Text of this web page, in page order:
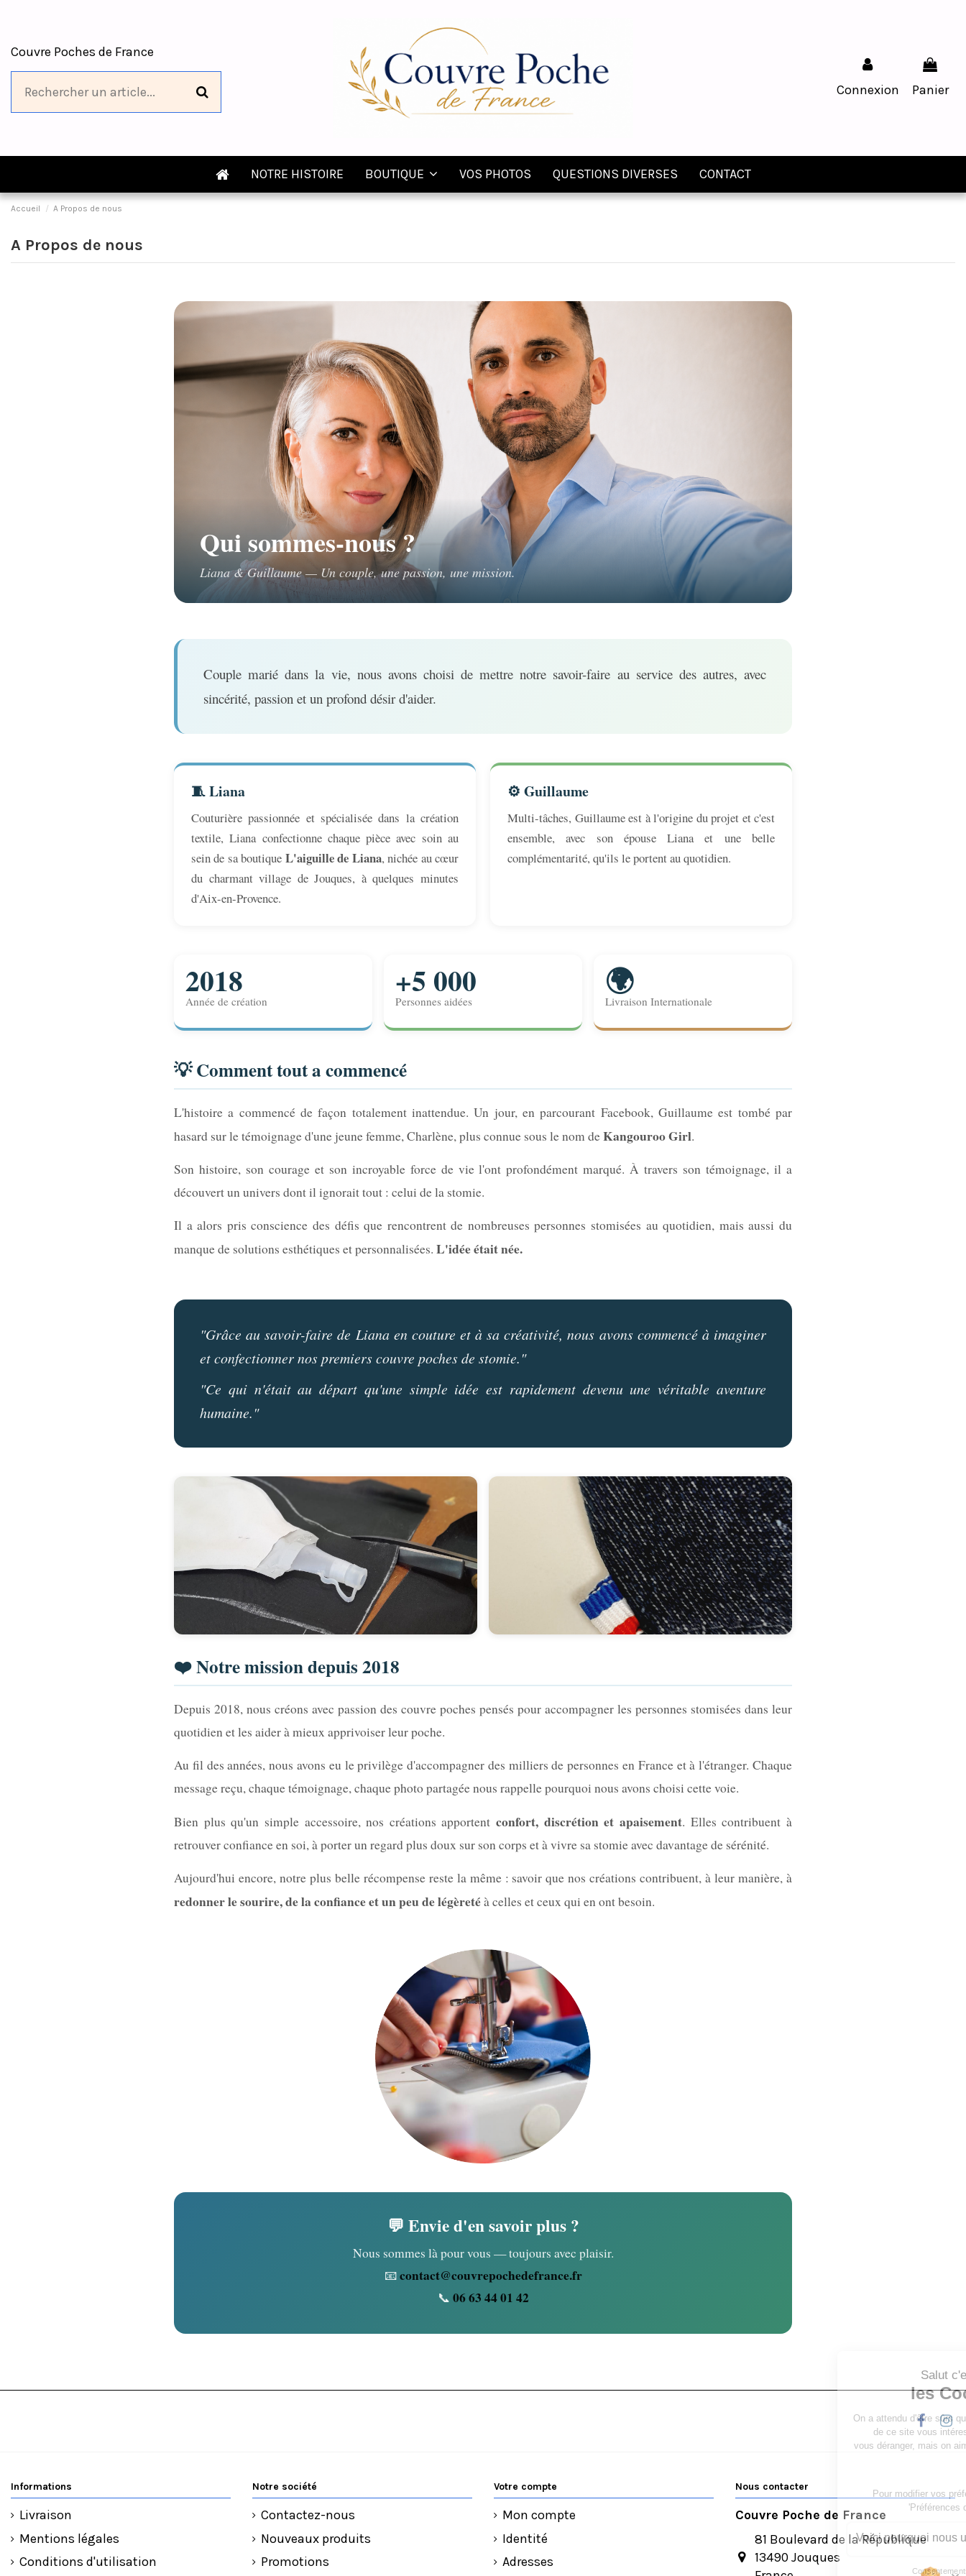
Couvre Poches de France
Connexion Panier
NOTRE HISTOIRE BOUTIQUE VOS PHOTOS QUESTIONS DIVERSES CONTACT
Accueil A Propos de nous
A Propos de nous
Qui sommes-nous ?
Liana & Guillaume — Un couple, une passion, une mission.
Couple marié dans la vie, nous avons choisi de mettre notre savoir-faire au service des autres, avec
sincérité, passion et un profond désir d'aider.
🧵 Liana
Couturière passionnée et spécialisée dans la création
textile, Liana confectionne chaque pièce avec soin au
sein de sa boutique L'aiguille de Liana, nichée au cœur
du charmant village de Jouques, à quelques minutes
d'Aix-en-Provence.
⚙️ Guillaume
Multi-tâches, Guillaume est à l'origine du projet et c'est
ensemble, avec son épouse Liana et une belle
complémentarité, qu'ils le portent au quotidien.
2018
Année de création +5 000
Personnes aidées 🌍
Livraison Internationale
💡 Comment tout a commencé
L'histoire a commencé de façon totalement inattendue. Un jour, en parcourant Facebook, Guillaume est tombé par
hasard sur le témoignage d'une jeune femme, Charlène, plus connue sous le nom deKangouroo Girl.
Son histoire, son courage et son incroyable force de vie l'ont profondément marqué. À travers son témoignage, il a
découvert un univers dont il ignorait tout : celui de la stomie.
Il a alors pris conscience des défis que rencontrent de nombreuses personnes stomisées au quotidien, mais aussi du
manque de solutions esthétiques et personnalisées. L'idée était née.
"Grâce au savoir-faire de Liana en couture et à sa créativité, nous avons commencé à imaginer
et confectionner nos premiers couvre poches de stomie."
"Ce qui n'était au départ qu'une simple idée est rapidement devenu une véritable aventure
humaine."
❤️ Notre mission depuis 2018
Depuis 2018, nous créons avec passion des couvre poches pensés pour accompagner les personnes stomisées dans leur
quotidien et les aider à mieux apprivoiser leur poche.
Au fil des années, nous avons eu le privilège d'accompagner des milliers de personnes en France et à l'étranger. Chaque
message reçu, chaque témoignage, chaque photo partagée nous rappelle pourquoi nous avons choisi cette voie.
Bien plus qu'un simple accessoire, nos créations apportentconfort, discrétion et apaisement. Elles contribuent à
retrouver confiance en soi, à porter un regard plus doux sur son corps et à vivre sa stomie avec davantage de sérénité.
Aujourd'hui encore, notre plus belle récompense reste la même : savoir que nos créations contribuent, à leur manière, à
redonner le sourire, de la confiance et un peu de légèretéà celles et ceux qui en ont besoin.
💬 Envie d'en savoir plus ?
Nous sommes là pour vous — toujours avec plaisir.
📧contact@couvrepochedefrance.fr
📞 06 63 44 01 42
Informations
Livraison
Mentions légales
Conditions d'utilisation
Notre société
Contactez-nous
Nouveaux produits
Promotions
Votre compte
Mon compte
Identité
Adresses
Nous contacter
Couvre Poche de France
81 Boulevard de la République
13490 Jouques